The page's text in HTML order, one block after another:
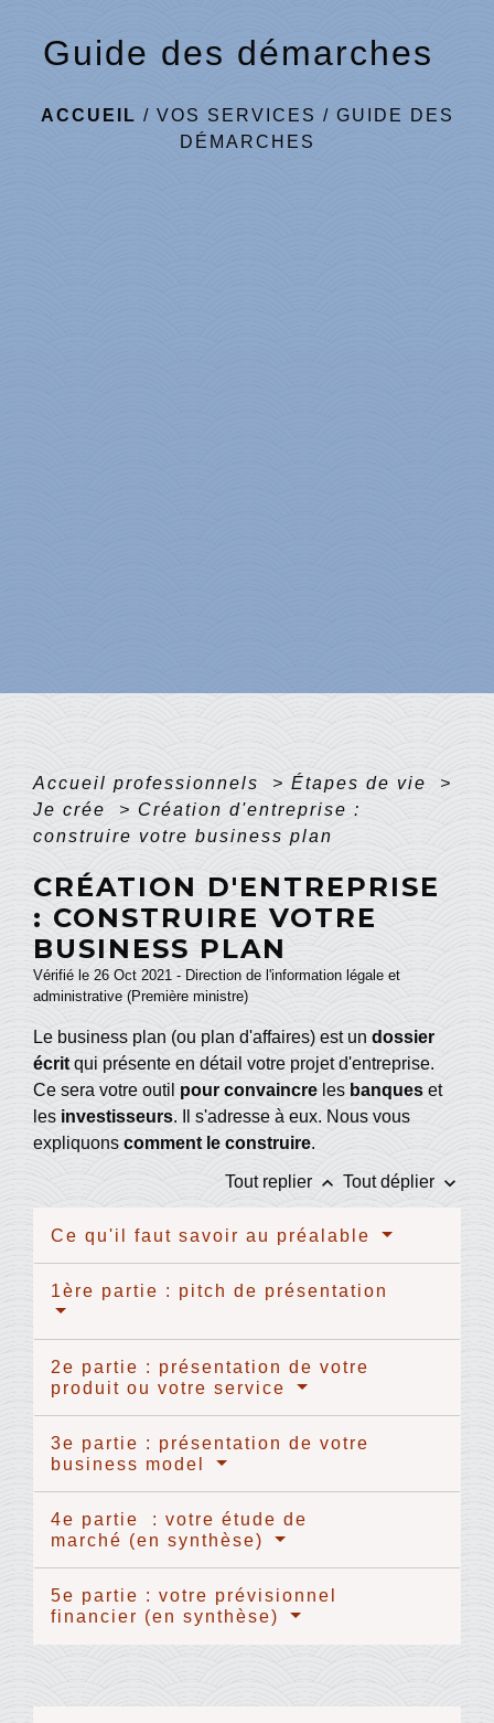
Guide des démarches
ACCUEIL / VOS SERVICES / GUIDE DES
DÉMARCHES
Accueil professionnels > Étapes de vie
>
Je crée
> Création d'entreprise :
construire votre business plan
CRÉATION D'ENTREPRISE
: CONSTRUIRE VOTRE
BUSINESS PLAN
Vérifié le 26 Oct 2021 - Direction de l'information légale et
administrative (Première ministre)
Le business plan (ou plan d'affaires) est un dossier
écrit qui présente en détail votre projet d'entreprise.
Ce sera votre outil pour convaincre les banques et
les investisseurs. Il s'adresse à eux. Nous vous
expliquons comment le construire.
Tout replier keyboard_arrow_up Tout déplier keyboard_arrow_down
Ce qu'il faut savoir au préalable
1ère partie : pitch de présentation
2e partie : présentation de votre
produit ou votre service
3e partie : présentation de votre
business model
4e partie : votre étude de
marché (en synthèse)
5e partie : votre prévisionnel
financier (en synthèse)